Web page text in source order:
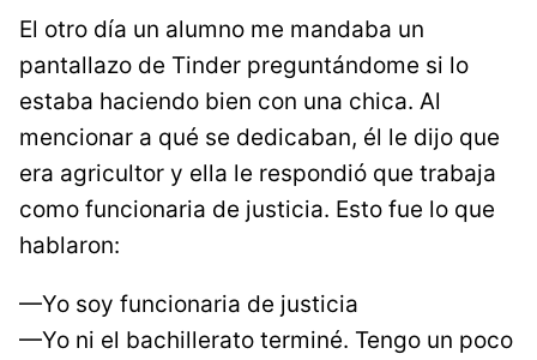
El otro día un alumno me mandaba un
pantallazo de Tinder preguntándome si lo
estaba haciendo bien con una chica. Al
mencionar a qué se dedicaban, él le dijo que
era agricultor y ella le respondió que trabaja
como funcionaria de justicia. Esto fue lo que
hablaron:
—Yo soy funcionaria de justicia
—Yo ni el bachillerato terminé. Tengo un poco